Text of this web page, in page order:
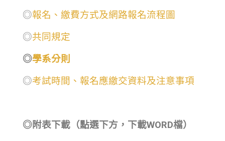
◎報名、繳費方式及網路報名流程圖
◎共同規定
◎學系分則
◎考試時間、報名應繳交資料及注意事項
◎附表下載（點選下方，下載WORD檔）